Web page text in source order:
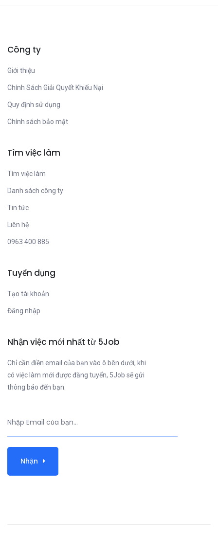
Công ty
Giới thiệu
Chính Sách Giải Quyết Khiếu Nại
Quy định sử dụng
Chính sách bảo mật
Tìm việc làm
Tìm việc làm
Danh sách công ty
Tin tức
Liên hệ
0963 400 885
Tuyển dụng
Tạo tài khoản
Đăng nhập
Nhận việc mới nhất từ 5Job
Chỉ cần điền email của bạn vào ô bên dưới, khi
có việc làm mới được đăng tuyển, 5Job sẽ gửi
thông báo đến bạn.
Nhận